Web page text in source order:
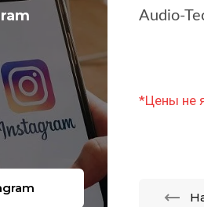
Audio-
*Цены не